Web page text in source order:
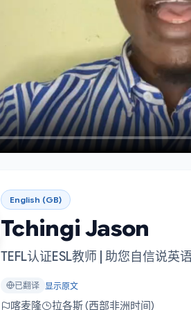
English (GB)
Tchingi Jason
TEFL认证ESL教师 | 助您自信说英
已翻译 显示原文
喀麦隆 拉各斯 (西部非洲时间)